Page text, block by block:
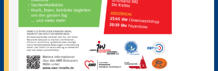
Projekte / Veranstaltungen
Schulbibliothek